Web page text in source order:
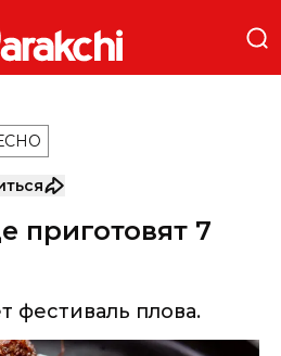
приготовят 7
фестиваль плова.